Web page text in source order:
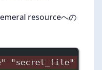
resourceへの
"secret_file" {